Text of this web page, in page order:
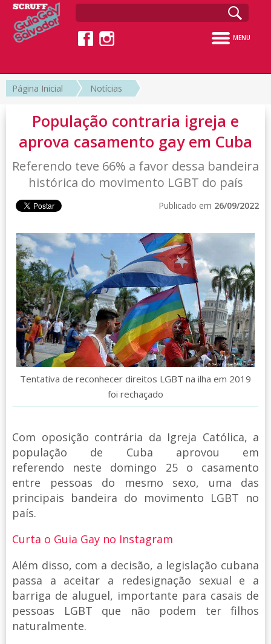
MENU
Página Inicial Notícias
População contraria igreja e
aprova casamento gay em Cuba
Referendo teve 66% a favor dessa bandeira
histórica do movimento LGBT do país
Publicado em 26/09/2022
Tentativa de reconhecer direitos LGBT na ilha em 2019
foi rechaçado
Com oposição contrária da Igreja Católica, a
população de Cuba aprovou em
referendo neste domingo 25 o casamento
entre pessoas do mesmo sexo, uma das
principais bandeira do movimento LGBT no
país.
Curta o Guia Gay no Instagram
Além disso, com a decisão, a legislação cubana
passa a aceitar a redesignação sexual e a
barriga de aluguel, importante para casais de
pessoas LGBT que não podem ter filhos
naturalmente.